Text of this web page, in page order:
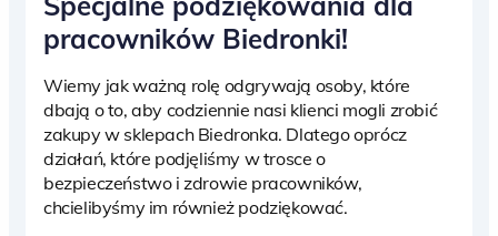
pracowników Biedronki!
Wiemy jak ważną rolę odgrywają osoby, które
dbają o to, aby codziennie nasi klienci mogli zrobić
zakupy w sklepach Biedronka. Dlatego oprócz
działań, które podjęliśmy w trosce o
bezpieczeństwo i zdrowie pracowników,
chcielibyśmy im również podziękować.